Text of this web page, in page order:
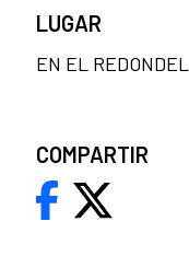
LUGAR
EN EL REDONDEL
COMPARTIR